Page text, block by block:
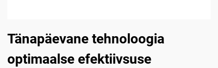
Tänapäevane tehnoloogia
optimaalse efektiivsuse